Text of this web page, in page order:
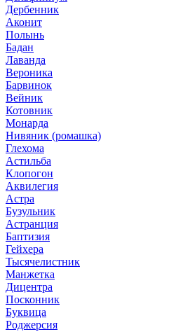
Дербенник
Аконит
Полынь
Бадан
Лаванда
Вероника
Барвинок
Вейник
Котовник
Монарда
Нивяник (ромашка)
Глехома
Астильба
Клопогон
Аквилегия
Астра
Бузульник
Астранция
Баптизия
Гейхера
Тысячелистник
Манжетка
Дицентра
Посконник
Буквица
Роджерсия